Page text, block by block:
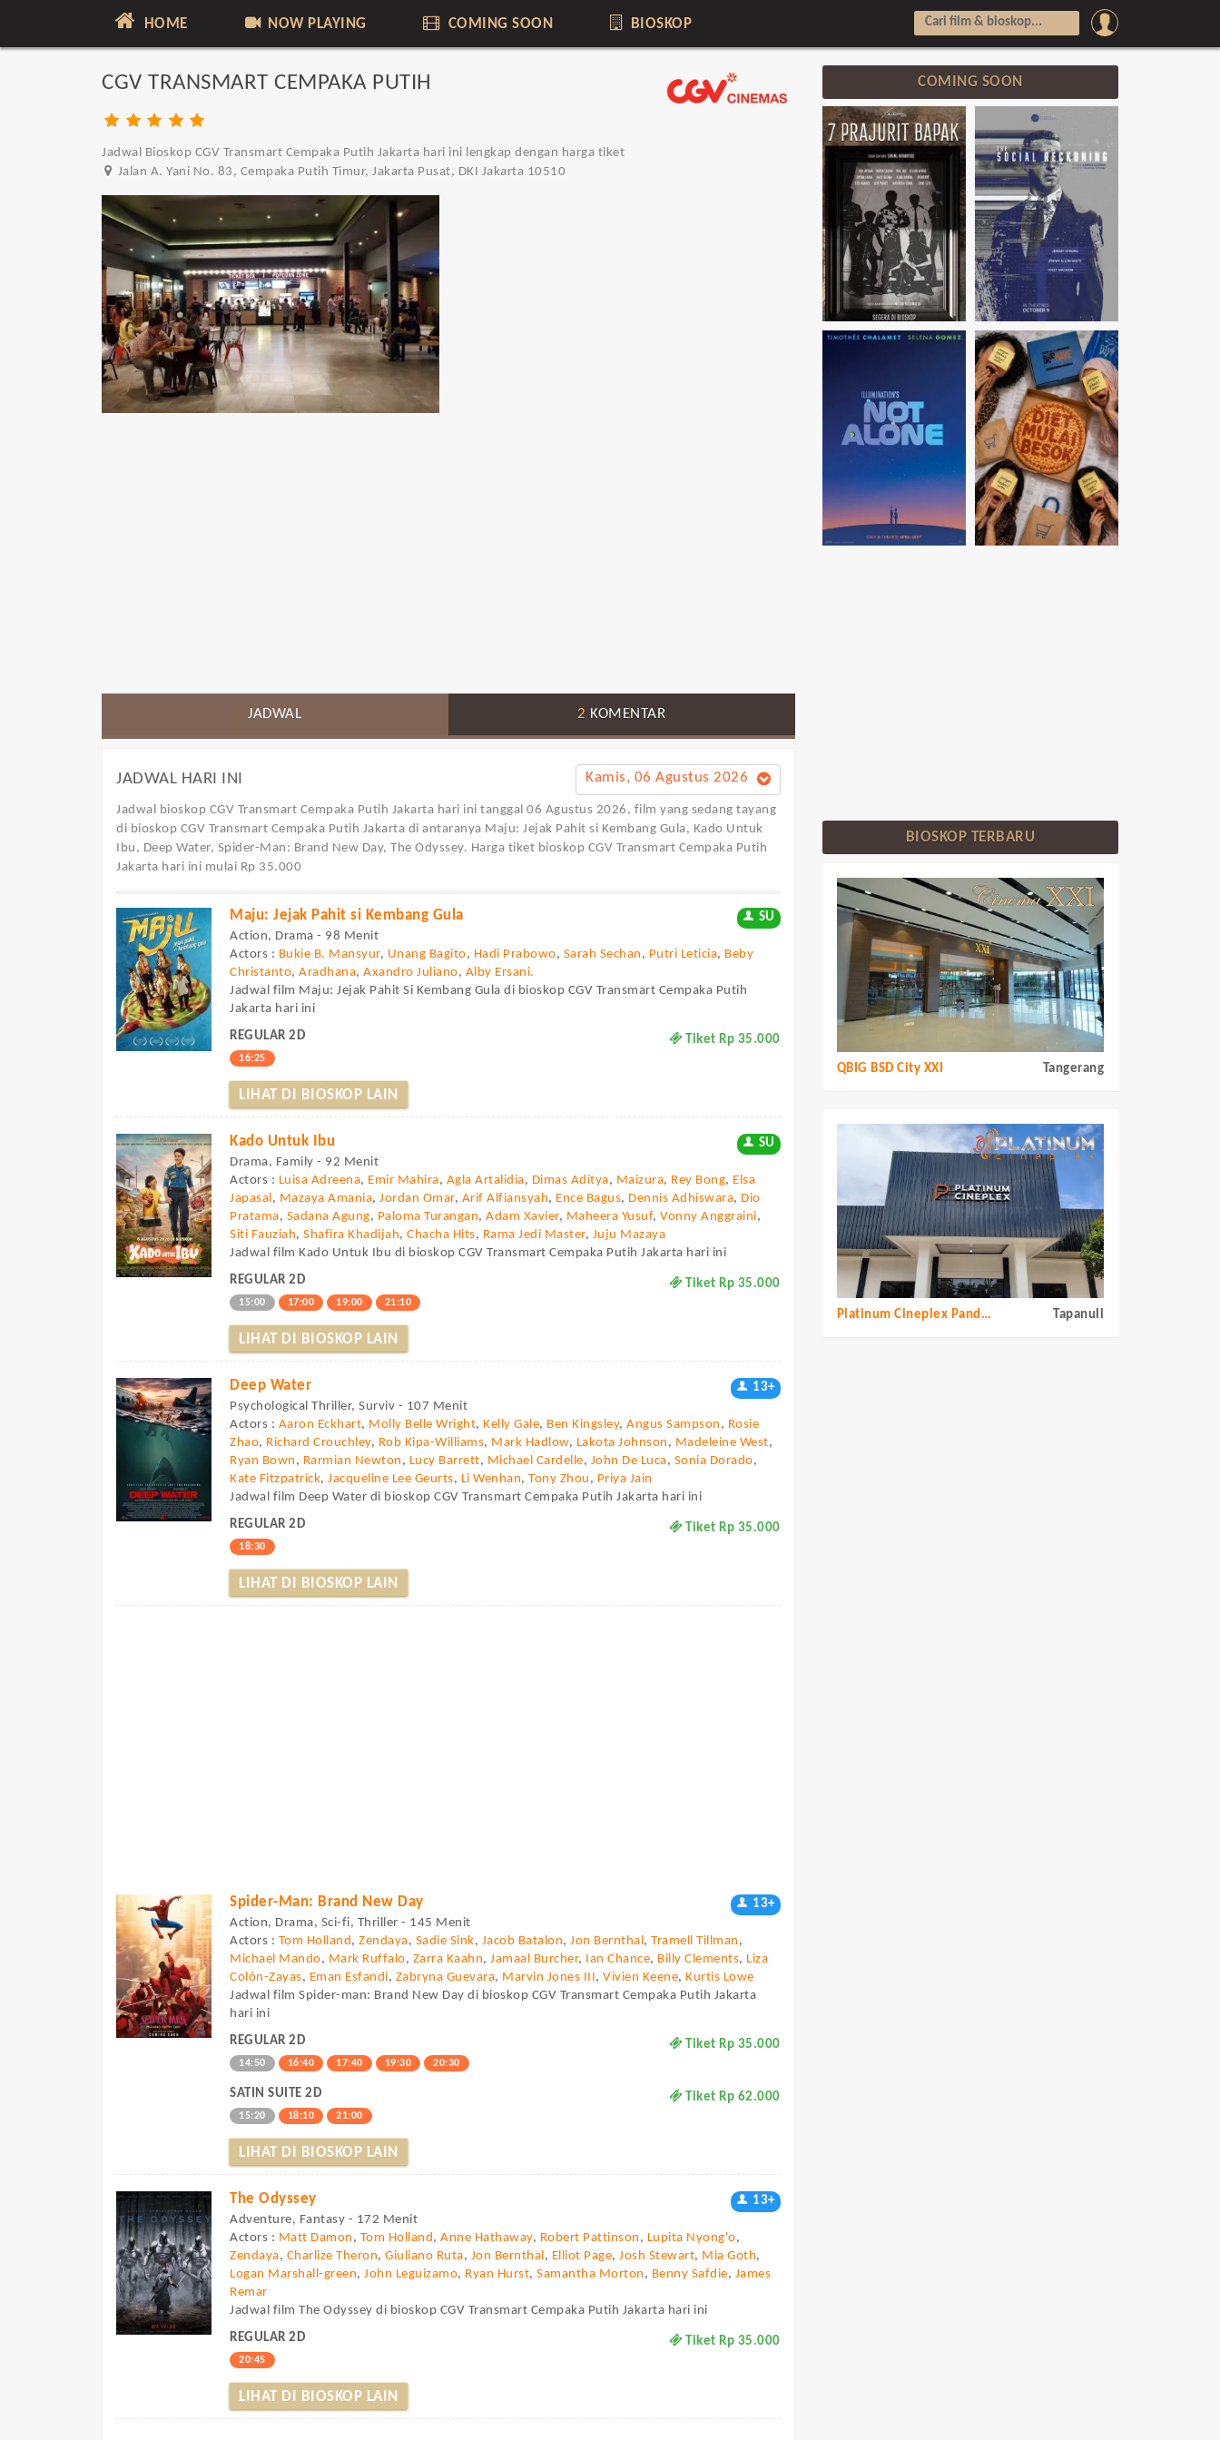
HOME NOW PLAYING COMING SOON BIOSKOP
CGV TRANSMART CEMPAKA PUTIH
Jadwal Bioskop CGV Transmart Cempaka Putih Jakarta hari ini lengkap dengan harga tiket
Jalan A. Yani No. 83, Cempaka Putih Timur, Jakarta Pusat, DKI Jakarta 10510
JADWAL 2 KOMENTAR
JADWAL HARI INI Kamis, 06 Agustus 2026
Jadwal bioskop CGV Transmart Cempaka Putih Jakarta hari ini tanggal 06 Agustus 2026, film yang sedang tayang
di bioskop CGV Transmart Cempaka Putih Jakarta di antaranya Maju: Jejak Pahit si Kembang Gula, Kado Untuk
Ibu, Deep Water, Spider-Man: Brand New Day, The Odyssey. Harga tiket bioskop CGV Transmart Cempaka Putih
Jakarta hari ini mulai Rp 35.000
Maju: Jejak Pahit si Kembang Gula
SU
Action, Drama - 98 Menit
Actors : Bukie B. Mansyur, Unang Bagito, Hadi Prabowo, Sarah Sechan , Putri Leticia, Beby
Christanto,Aradhana,Axandro Juliano, Alby Ersani.
Jadwal film Maju: Jejak Pahit Si Kembang Gula di bioskop CGV Transmart Cempaka Putih
Jakarta hari ini
REGULAR 2D
Tiket Rp 35.000
16:25
LIHAT DI BIOSKOP LAIN
Kado Untuk Ibu
SU
Drama, Family - 92 Menit
Actors : Luisa Adreena, Emir Mahira, Agla Artalidia, Dimas Aditya, Maizura, Rey Bong, Elsa
Japasal, Mazaya Amania,Jordan Omar, Arif Alfiansyah, Ence Bagus, Dennis Adhiswara, Dio
Pratama, Sadana Agung, Paloma Turangan,Adam Xavier, Maheera Yusuf,Vonny Anggraini,
Siti Fauziah,Shafira Khadijah,Chacha Hits, Rama Jedi Master, Juju Mazaya
Jadwal film Kado Untuk Ibu di bioskop CGV Transmart Cempaka Putih Jakarta hari ini
REGULAR 2D
Tiket Rp 35.000
15:00 17:00 19:00 21:10
LIHAT DI BIOSKOP LAIN
Deep Water
13+
Psychological Thriller, Surviv - 107 Menit
Actors : Aaron Eckhart, Molly Belle Wright,Kelly Gale, Ben Kingsley,Angus Sampson , Rosie
Zhao, Richard Crouchley, Rob Kipa-Williams, Mark Hadlow, Lakota Johnson , Madeleine West,
Ryan Bown , Rarmian Newton , Lucy Barrett, Michael Cardelle, John De Luca, Sonia Dorado,
Kate Fitzpatrick,Jacqueline Lee Geurts, Li Wenhan,Tony Zhou , Priya Jain
Jadwal film Deep Water di bioskop CGV Transmart Cempaka Putih Jakarta hari ini
REGULAR 2D
Tiket Rp 35.000
18:30
LIHAT DI BIOSKOP LAIN
Spider-Man: Brand New Day
13+
Action, Drama, Sci-fi, Thriller - 145 Menit
Actors : Tom Holland,Zendaya, Sadie Sink, Jacob Batalon,Jon Bernthal,Tramell Tillman ,
Michael Mando, Mark Ruffalo, Zarra Kaahn,Jamaal Burcher, Ian Chance, Billy Clements, Liza
Colón-Zayas, Eman Esfandi, Zabryna Guevara, Marvin Jones III,Vivien Keene,Kurtis Lowe
Jadwal film Spider-man: Brand New Day di bioskop CGV Transmart Cempaka Putih Jakarta
hari ini
REGULAR 2D
Tiket Rp 35.000
14:50 16:40 17:40 19:30 20:30
SATIN SUITE 2D Tiket Rp 62.000
15:20 18:10 21:00
LIHAT DI BIOSKOP LAIN
The Odyssey
13+
Adventure, Fantasy - 172 Menit
Actors : Matt Damon , Tom Holland,Anne Hathaway, Robert Pattinson , Lupita Nyong'o,
Zendaya, Charlize Theron,Giuliano Ruta, Jon Bernthal, Elliot Page,Josh Stewart, Mia Goth,
Logan Marshall-green,John Leguizamo, Ryan Hurst,Samantha Morton , Benny Safdie, James
Remar
Jadwal film The Odyssey di bioskop CGV Transmart Cempaka Putih Jakarta hari ini
REGULAR 2D
Tiket Rp 35.000
20:45
LIHAT DI BIOSKOP LAIN
COMING SOON
BIOSKOP TERBARU
QBIG BSD City XXI Tangerang
Platinum Cineplex Pandan Tapanuli Tengah Tapanuli